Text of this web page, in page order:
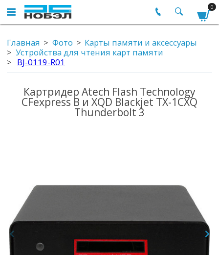
0
Главная Фото
Карты памяти и аксессуары
Устройства для чтения карт памяти
BJ-0119-R01
Картридер Atech Flash Technology
CFexpress B и XQD Blackjet TX-1CXQ
Thunderbolt 3